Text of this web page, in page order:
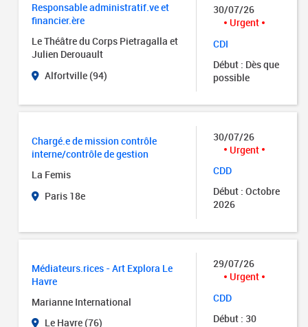
Responsable administratif.ve et
financier.ère
Le Théâtre du Corps Pietragalla et
Julien Derouault
Alfortville (94)
30/07/26
Urgent
CDI
Début : Dès que
possible
Chargé.e de mission contrôle
interne/contrôle de gestion
La Femis
Paris 18e
30/07/26
Urgent
CDD
Début : Octobre
2026
Médiateurs.rices - Art Explora Le
Havre
Marianne International
Le Havre (76)
29/07/26
Urgent
CDD
Début : 30